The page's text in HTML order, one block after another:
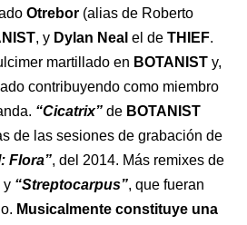
Otrebor (alias de Roberto
, y Dylan Neal el de THIEF.
martillado en BOTANIST y,
contribuyendo como miembro
“Cicatrix” de BOTANIST
de las sesiones de grabación de
Flora”, del 2014. Más remixes de
y “Streptocarpus”, que fueran
Musicalmente constituye una